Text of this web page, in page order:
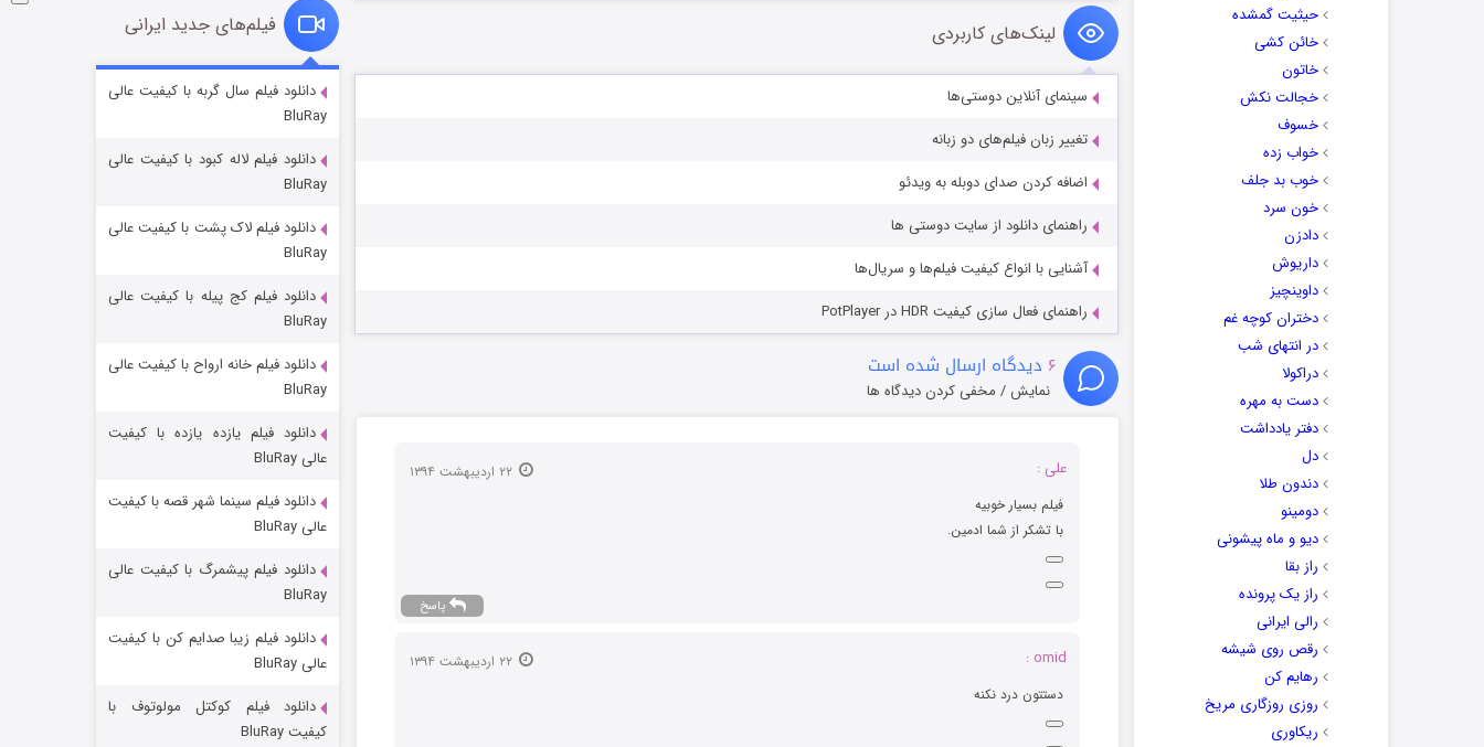
حیثیت گمشده
خائن کشی
خاتون
خجالت نکش
خسوف
خواب زده
خوب بد جلف
خون سرد
دادزن
داریوش
داوینچیز
دختران کوچه غم
در انتهای شب
دراکولا
دست به مهره
دفتر یادداشت
دل
دندون طلا
دومینو
دیو و ماه پیشونی
راز بقا
راز یک پرونده
رالی ایرانی
رقص روی شیشه
رهایم کن
روزی روزگاری مریخ
ریکاوری
لینک‌های کاربردی
سینمای آنلاین دوستی‌ها
تغییر زبان فیلم‌های دو زبانه
اضافه کردن صدای دوبله به ویدئو
راهنمای دانلود از سایت دوستی ها
آشنایی با انواع کیفیت فیلم‌ها و سریال‌ها
راهنمای فعال سازی کیفیت HDR در PotPlayer
۶ دیدگاه ارسال شده است
نمایش / مخفی کردن دیدگاه ها
علی :
فیلم بسیار خوبیه
با تشکر از شما ادمین.
پاسخ
omid :
دستتون درد نکنه
شوگر فصل ۲
قسمت
خاندان اژدها فصل ۳
جادوگری در مغولستان
فیلم‌های جدید ایرانی
دانلود فیلم سال گربه با کیفیت عالی
BluRay
دانلود فیلم لاله کبود با کیفیت عالی
BluRay
دانلود فیلم لاک پشت با کیفیت عالی
BluRay
دانلود فیلم کج‌ پیله با کیفیت عالی
BluRay
دانلود فیلم خانه ارواح با کیفیت عالی
BluRay
دانلود فیلم یازده یازده با کیفیت
عالی BluRay
دانلود فیلم سینما شهر قصه با کیفیت
عالی BluRay
دانلود فیلم پیشمرگ با کیفیت عالی
BluRay
دانلود فیلم زیبا صدایم کن با کیفیت
عالی BluRay
دانلود فیلم کوکتل مولوتوف با
کیفیت BluRay